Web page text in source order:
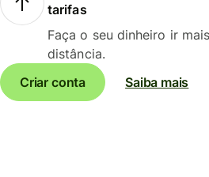
tarifas
Faça o seu dinheiro ir
distância.
Criar conta
Saiba mais